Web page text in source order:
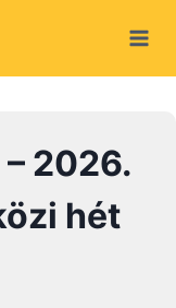
2026.
hét